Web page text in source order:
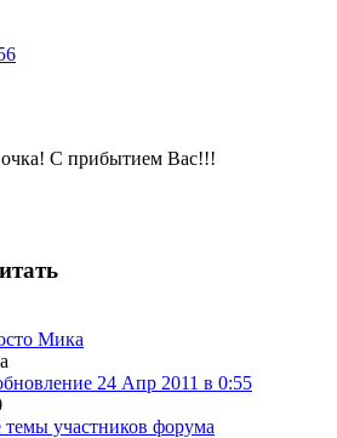
С прибытием Вас!!!
Мика
24 Апр 2011 в 0:55
участников форума